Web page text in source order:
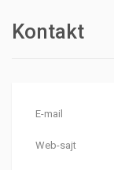
Kontakt
E-mail
Web-sajt